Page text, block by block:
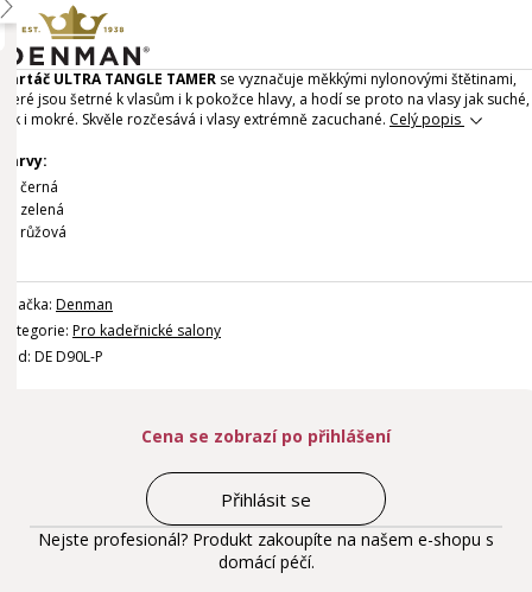
Kartáč ULTRA TANGLE TAMER se vyznačuje měkkými nylonovými štětinami,
které jsou šetrné k vlasům i k pokožce hlavy, a hodí se proto na vlasy jak suché,
tak i mokré. Skvěle rozčesává i vlasy extrémně zacuchané. Celý popis
Barvy:
černá
zelená
růžová
Značka: Denman
Kategorie: Pro kadeřnické salony
Kód: DE D90L-P
Cena se zobrazí po přihlášení
Přihlásit se
Nejste profesionál? Produkt zakoupíte na našem e-shopu s
domácí péčí.